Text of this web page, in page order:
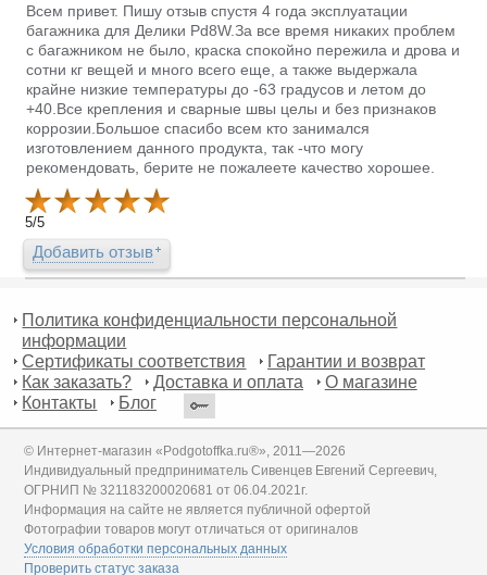
Всем привет. Пишу отзыв спустя 4 года эксплуатации
багажника для Делики Pd8W.За все время никаких проблем
с багажником не было, краска спокойно пережила и дрова и
сотни кг вещей и много всего еще, а также выдержала
крайне низкие температуры до -63 градусов и летом до
+40.Все крепления и сварные швы целы и без признаков
коррозии.Большое спасибо всем кто занимался
изготовлением данного продукта, так -что могу
рекомендовать, берите не пожалеете качество хорошее.
5/5
Добавить отзыв
Политика конфиденциальности персональной
информации
Сертификаты соответствия
Гарантии и возврат
Как заказать?
Доставка и оплата
О магазине
Контакты
Блог
© Интернет-магазин «Podgotoffka.ru®», 2011—2026
Индивидуальный предприниматель Сивенцев Евгений Сергеевич,
ОГРНИП № 321183200020681 от 06.04.2021г.
Информация на сайте не является публичной офертой
Фотографии товаров могут отличаться от оригиналов
Условия обработки персональных данных
Проверить статус заказа